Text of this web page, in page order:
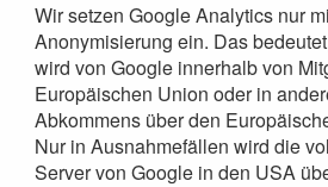
Wir setzen Google Analytics nur
Anonymisierung ein. Das
wird von Google innerhalb von
Europäischen Union oder in
Abkommens über den
Nur in Ausnahmefällen wird die
Server von Google in den USA